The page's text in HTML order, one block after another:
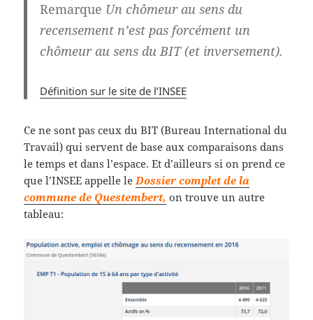
Remarque Un chômeur au sens du
recensement n’est pas forcément un
chômeur au sens du BIT (et inversement).
Définition sur le site de l’INSEE
Ce ne sont pas ceux du BIT (Bureau International du
Travail) qui servent de base aux comparaisons dans
le temps et dans l’espace. Et d’ailleurs si on prend ce
que l’INSEE appelle le Dossier complet de la
commune de Questembert, on trouve un autre
tableau: